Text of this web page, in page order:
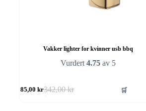
Vakker lighter for kvinner usb bbq
Vurdert 4.75av 5
342,00kr
Opprinnelig
285,00krNåværende
🛒